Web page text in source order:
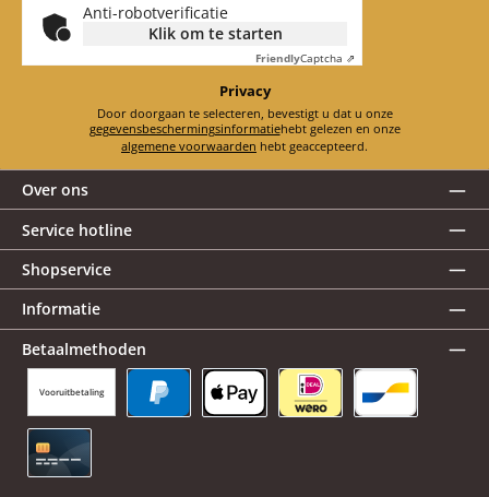
Anti-robotverificatie
Klik om te starten
FriendlyCaptcha ⇗
Privacy
Door doorgaan te selecteren, bevestigt u dat u onze
gegevensbeschermingsinformatie
hebt gelezen en onze
algemene voorwaarden hebt geaccepteerd.
Over ons
Service hotline
Shopservice
Informatie
Betaalmethoden
Vooruitbetaling